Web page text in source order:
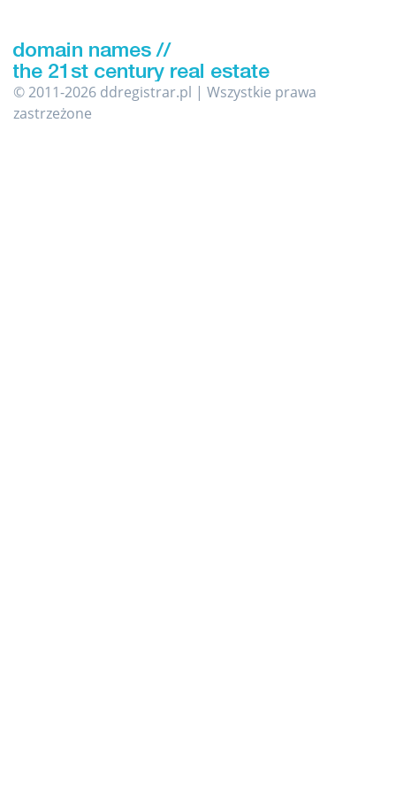
© 2011-2026 ddregistrar.pl | Wszystkie prawa
zastrzeżone